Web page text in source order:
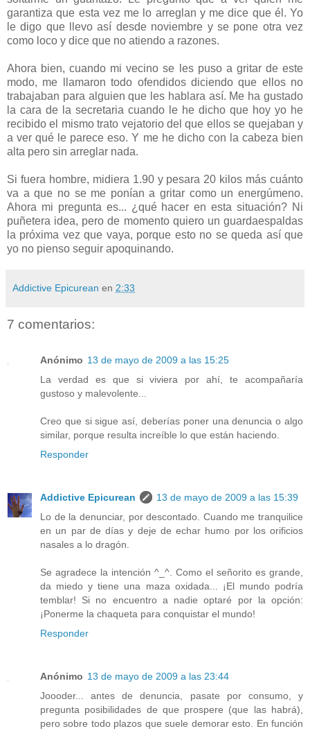
garantiza que esta vez me lo arreglan y me dice que él. Yo
le digo que llevo así desde noviembre y se pone otra vez
como loco y dice que no atiendo a razones.
Ahora bien, cuando mi vecino se les puso a gritar de este
modo, me llamaron todo ofendidos diciendo que ellos no
trabajaban para alguien que les hablara así. Me ha gustado
la cara de la secretaria cuando le he dicho que hoy yo he
recibido el mismo trato vejatorio del que ellos se quejaban y
a ver qué le parece eso. Y me he dicho con la cabeza bien
alta pero sin arreglar nada.
Si fuera hombre, midiera 1.90 y pesara 20 kilos más cuánto
va a que no se me ponían a gritar como un energúmeno.
Ahora mi pregunta es... ¿qué hacer en esta situación? Ni
puñetera idea, pero de momento quiero un guardaespaldas
la próxima vez que vaya, porque esto no se queda así que
yo no pienso seguir apoquinando.
Addictive Epicurean en 2:33
7 comentarios:
Anónimo 13 de mayo de 2009 a las 15:25
La verdad es que si viviera por ahí, te acompañaría
gustoso y malevolente...
Creo que si sigue así, deberías poner una denuncia o algo
similar, porque resulta increíble lo que están haciendo.
Responder
Addictive Epicurean
13 de mayo de 2009 a las 15:39
Lo de la denunciar, por descontado. Cuando me tranquilice
en un par de días y deje de echar humo por los orificios
nasales a lo dragón.
Se agradece la intención ^_^. Como el señorito es grande,
da miedo y tiene una maza oxidada... ¡El mundo podría
temblar! Si no encuentro a nadie optaré por la opción:
¡Ponerme la chaqueta para conquistar el mundo!
Responder
Anónimo 13 de mayo de 2009 a las 23:44
Joooder... antes de denuncia, pasate por consumo, y
pregunta posibilidades de que prospere (que las habrá),
pero sobre todo plazos que suele demorar esto. En función